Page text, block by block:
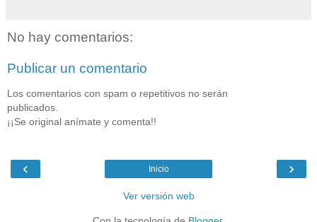
No hay comentarios:
Publicar un comentario
Los comentarios con spam o repetitivos no serán
publicados.
¡¡Se original anímate y comenta!!
‹ ›
Inicio
Ver versión web